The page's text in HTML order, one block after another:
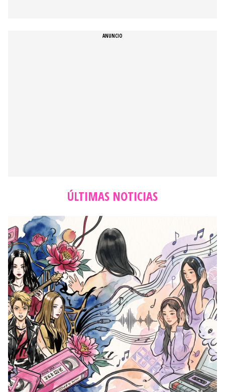
ÚLTIMAS NOTICIAS